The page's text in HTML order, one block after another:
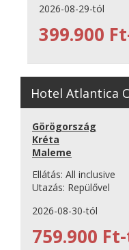
2026-08-29-tól
399.900
Hotel Atlantica
Görögország
Kréta
Maleme
Ellátás: All inclusive
Utazás: Repülővel
2026-08-30-tól
759.900